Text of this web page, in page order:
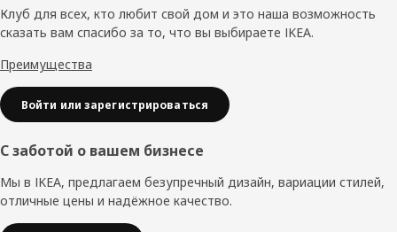
колонтитул
Клуб для всех, кто любит свой дом и это наша возможность
сказать вам спасибо за то, что вы выбираете IKEA.
Преимущества
Войти или зарегистрироваться
С заботой о вашем бизнесе
Мы в IKEA, предлагаем безупречный дизайн, вариации стилей,
отличные цены и надёжное качество.